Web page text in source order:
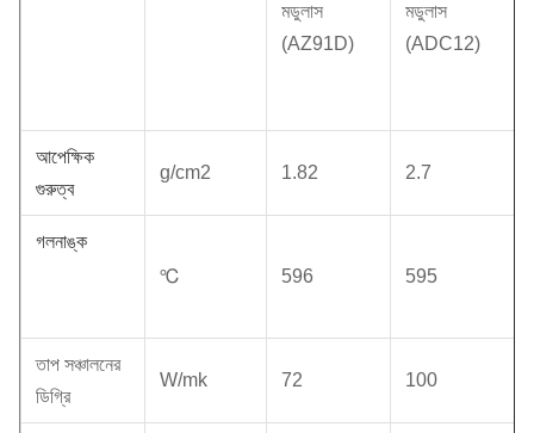
মডুলাস
(AZ91D)
মডুলাস
(ADC12)
আপেক্ষিক
গুরুত্ব
g/cm2 1.82 2.7
গলনাঙ্ক
℃
596 595
তাপ সঞ্চালনের
ডিগ্রি
W/mk 72 100